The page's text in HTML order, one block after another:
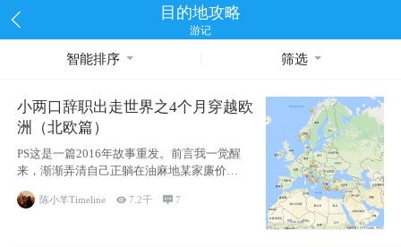
目的地攻略
游记
智能排序 筛选
小两口辞职出走世界之4个月穿越欧
洲（北欧篇）
PS这是一篇2016年故事重发。前言我一觉醒
来，渐渐弄清自己正躺在油麻地某家廉价宾
馆
陈小羊Timeline 7.2千 7